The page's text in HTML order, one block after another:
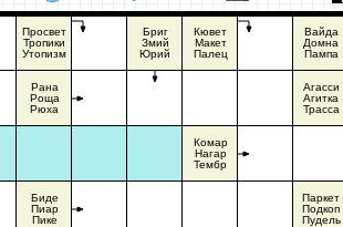
Просвет
Тропики
Утопизм
Рана
Роща
Рюха
Биде
Пиар
Пике
Бриг
Змий
Юрий
Кювет
Макет
Палец
Комар
Нагар
Тембр
Вайда
Домна
Пампа
Агасси
Агитка
Трасса
Паркет
Подкоп
Пудель